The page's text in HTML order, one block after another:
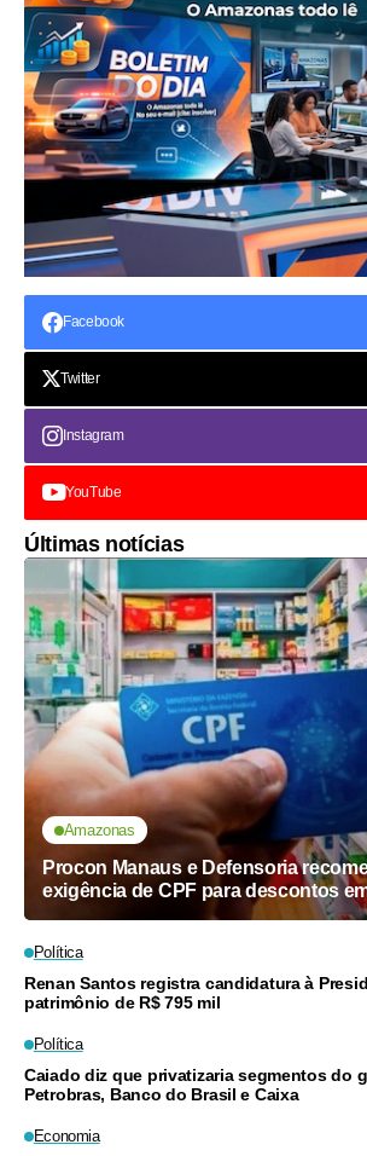
Facebook
Twitter
Instagram
YouTube
Últimas notícias
Amazonas
Procon Manaus e Defensoria
exigência de CPF para descontos
Política
Renan Santos registra candidatura à
patrimônio de R$ 795 mil
Política
Caiado diz que privatizaria segmentos do
Petrobras, Banco do Brasil e Caixa
Economia